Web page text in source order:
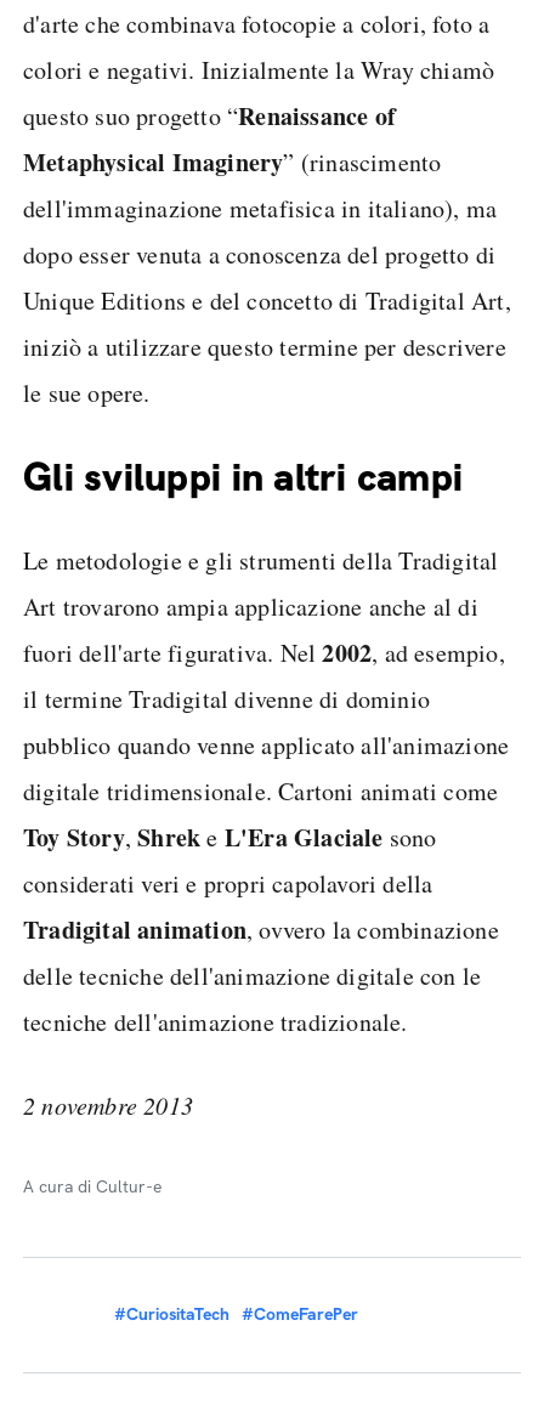
d'arte che combinava fotocopie a colori, foto a
colori e negativi. Inizialmente la Wray chiamò
questo suo progetto “Renaissance of
Metaphysical Imaginery” (rinascimento
dell'immaginazione metafisica in italiano), ma
dopo esser venuta a conoscenza del progetto di
Unique Editions e del concetto di Tradigital Art,
iniziò a utilizzare questo termine per descrivere
le sue opere.
Gli sviluppi in altri campi
Le metodologie e gli strumenti della Tradigital
Art trovarono ampia applicazione anche al di
fuori dell'arte figurativa. Nel2002, ad esempio,
il termine Tradigital divenne di dominio
pubblico quando venne applicato all'animazione
digitale tridimensionale. Cartoni animati come
Toy Story,Shreke L'Era Glaciale sono
considerati veri e propri capolavori della
Tradigital animation, ovvero la combinazione
delle tecniche dell'animazione digitale con le
tecniche dell'animazione tradizionale.
2 novembre 2013
A cura di Cultur-e
#CuriositaTech #ComeFarePer